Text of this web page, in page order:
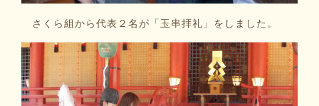
さくら組から代表２名が「玉串拝礼」をしました。